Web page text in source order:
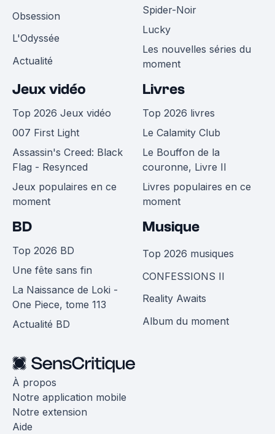
Obsession
L'Odyssée
Actualité
Spider-Noir
Lucky
Les nouvelles séries du
moment
Jeux vidéo
Top 2026 Jeux vidéo
007 First Light
Assassin's Creed: Black
Flag - Resynced
Jeux populaires en ce
moment
Livres
Top 2026 livres
Le Calamity Club
Le Bouffon de la
couronne, Livre II
Livres populaires en ce
moment
BD
Top 2026 BD
Une fête sans fin
La Naissance de Loki -
One Piece, tome 113
Actualité BD
Musique
Top 2026 musiques
CONFESSIONS II
Reality Awaits
Album du moment
À propos
Notre application mobile
Notre extension
Aide